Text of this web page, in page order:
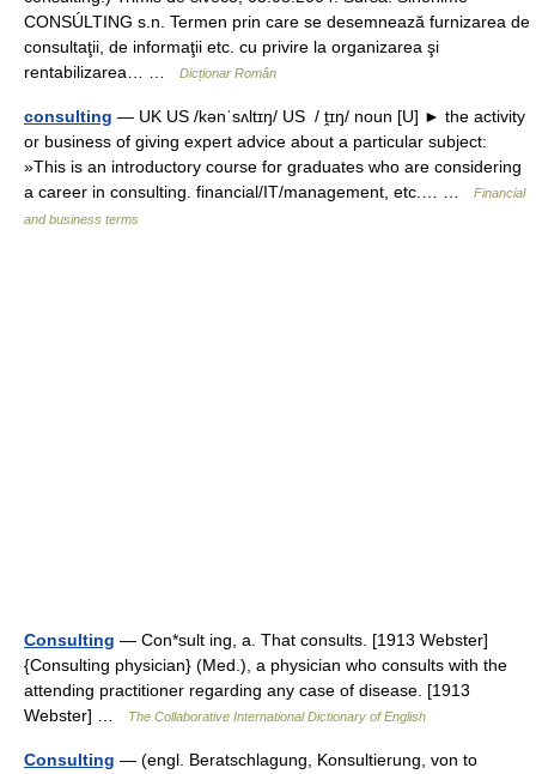
CONSÚLTING s.n. Termen prin care se desemnează furnizarea de
consultaţii, de informaţii etc. cu privire la organizarea şi
rentabilizarea… …
Dicționar Român
consulting — UK US /kənˈsʌltɪŋ/ US / ṱɪŋ/ noun [U] ► the activity
or business of giving expert advice about a particular subject:
»This is an introductory course for graduates who are considering
a career in consulting. financial/IT/management, etc.… …
Financial
and business terms
Consulting — Con*sult ing, a. That consults. [1913 Webster]
{Consulting physician} (Med.), a physician who consults with the
attending practitioner regarding any case of disease. [1913
Webster] …
The Collaborative International Dictionary of English
Consulting — (engl. Beratschlagung, Konsultierung, von to